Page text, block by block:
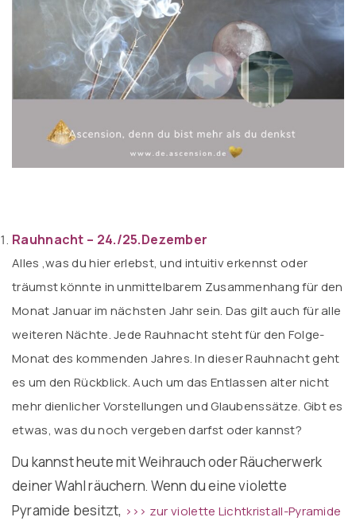
Rauhnacht – 24./25.Dezember
Alles ,was du hier erlebst, und intuitiv erkennst oder
träumst könnte in unmittelbarem Zusammenhang für den
Monat Januar im nächsten Jahr sein. Das gilt auch für alle
weiteren Nächte. Jede Rauhnacht steht für den Folge-
Monat des kommenden Jahres. In dieser Rauhnacht geht
es um den Rückblick. Auch um das Entlassen alter nicht
mehr dienlicher Vorstellungen und Glaubenssätze. Gibt es
etwas, was du noch vergeben darfst oder kannst?
Du kannst heute mit Weihrauch oder Räucherwerk
deiner Wahl räuchern. Wenn du eine violette
Pyramide besitzt, >>> zur violette Lichtkristall-Pyramide